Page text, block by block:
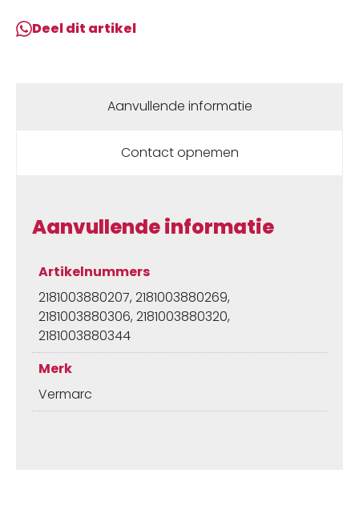
KortDeel dit artikel
Aanvullende informatie
Contact opnemen
Aanvullende informatie
Artikelnummers
2181003880207, 2181003880269,
2181003880306, 2181003880320,
2181003880344
Merk
Vermarc